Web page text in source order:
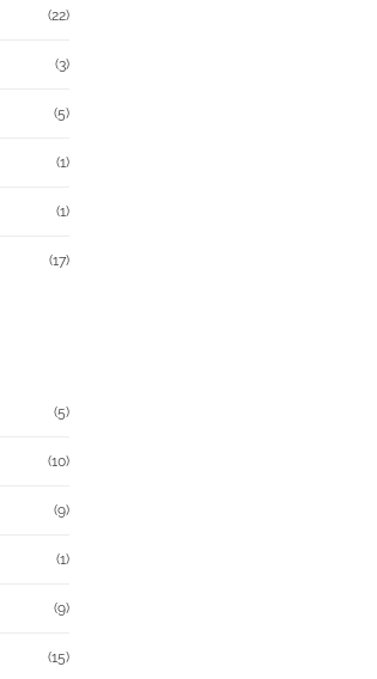
(22)
(3)
(5)
(1)
(1)
(17)
(5)
(10)
(9)
(1)
(9)
(15)